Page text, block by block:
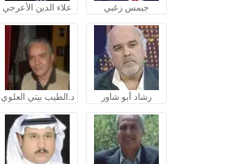
جيمس زغبي علاء الدين الأعرجي
رشاد أبو شاور د.الطيب بيتي العلوي